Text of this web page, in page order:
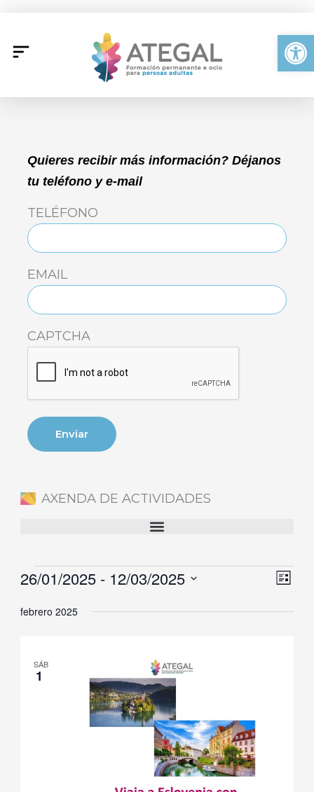
contenido
Quieres recibir más información? Déjanos
tu teléfono y e-mail
TELÉFONO
EMAIL
CAPTCHA
AXENDA DE ACTIVIDADES
Eventos
Lista
26/01/2025 - 12/03/2025
la
febrero 2025
SÁB
1